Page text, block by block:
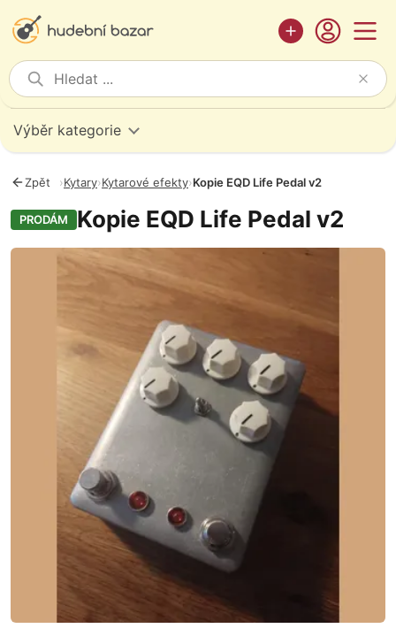
Výběr kategorie
Zpět ›Kytary›Kytarové efekty›Kopie EQD Life Pedal v2
PRODÁM Kopie EQD Life Pedal v2
Fotografie